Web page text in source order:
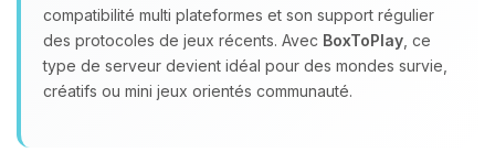
compatibilité multi plateformes et son support régulier
des protocoles de jeux récents. Avec BoxToPlay , ce
type de serveur devient idéal pour des mondes survie,
créatifs ou mini jeux orientés communauté.